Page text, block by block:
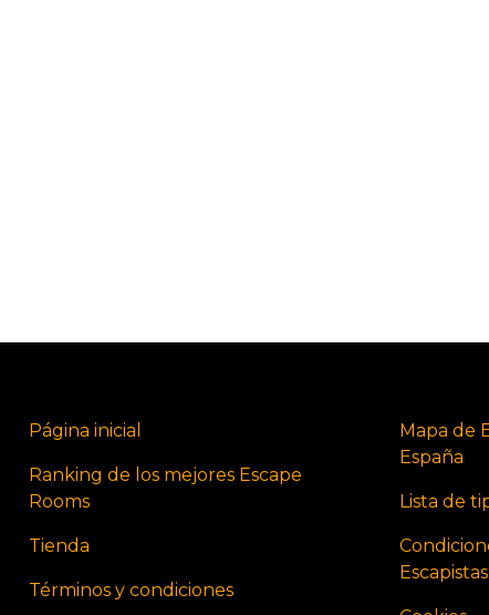
Página inicial
Ranking de los mejores Escape
Rooms
Tienda
Términos y condiciones
Mapa de
España
Lista de